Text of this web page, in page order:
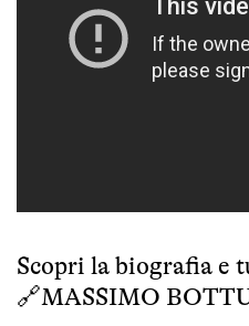
Scopri la biografia e
🔗MASSIMO